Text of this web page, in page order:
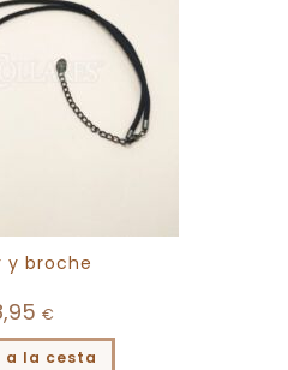
y broche
€
a la cesta